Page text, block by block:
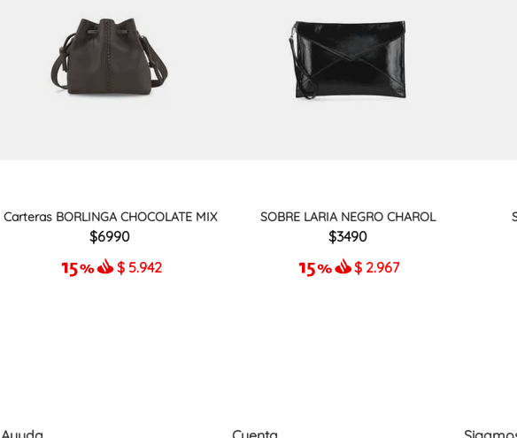
Carteras BORLINGA CHOCOLATE MIX
6990
$ 5.942
SOBRE LARIA NEGRO CHAROL
3490
$ 2.967